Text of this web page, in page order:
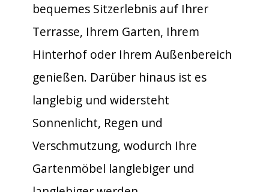
bequemes Sitzerlebnis auf Ihrer
Terrasse, Ihrem Garten, Ihrem
Hinterhof oder Ihrem Außenbereich
genießen. Darüber hinaus ist es
langlebig und widersteht
Sonnenlicht, Regen und
Verschmutzung, wodurch Ihre
Gartenmöbel langlebiger und